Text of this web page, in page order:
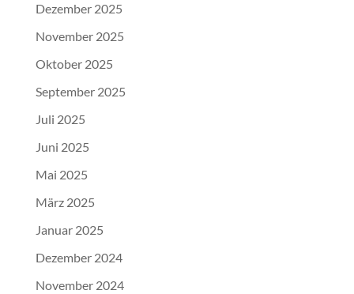
Dezember 2025
November 2025
Oktober 2025
September 2025
Juli 2025
Juni 2025
Mai 2025
März 2025
Januar 2025
Dezember 2024
November 2024